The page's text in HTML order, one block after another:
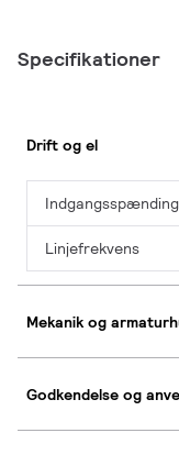
Specifikationer
Drift og el
Indgangsspænding
Linjefrekvens
Mekanik og
Godkendelse og